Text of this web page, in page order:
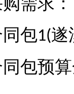
包1(遂
包预算